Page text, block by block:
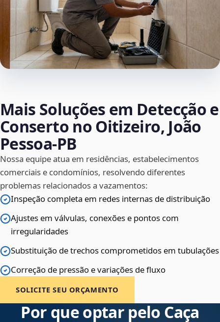
Mais Soluções em Detecção e
Conserto no Oitizeiro, João
Pessoa‑PB
Nossa equipe atua em residências, estabelecimentos
comerciais e condomínios, resolvendo diferentes
problemas relacionados a vazamentos:
Inspeção completa em redes internas de distribuição
Ajustes em válvulas, conexões e pontos com
irregularidades
Substituição de trechos comprometidos em tubulações
Correção de pressão e variações de fluxo
SOLICITE SEU ORÇAMENTO
Por que optar pelo Caça